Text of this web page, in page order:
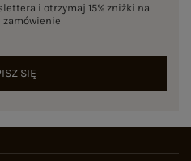
i otrzymaj 15% zniżki na
zamówienie
SIĘ